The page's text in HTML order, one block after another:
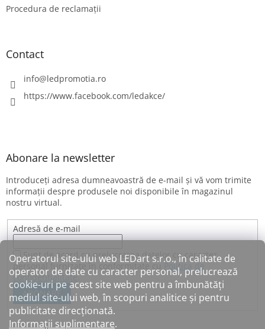
Operatorul site-ului web LEDart s.r.o., în calitate de
operator de date cu caracter personal, prelucrează
cookie-uri pe acest site web pentru a îmbunătăți
mediul site-ului web, în scopuri analitice și pentru
publicitate direcționată.
Informații suplimentare.
Procedura de reclamații
Contact
info@ledpromotia.ro
https://www.facebook.com/ledakce/
Abonare la newsletter
Introduceţi adresa dumneavoastră de e-mail şi vă vom trimite
informaţii despre produsele noi disponibile în magazinul
nostru virtual.
Adresă de e-mail
Sunt de acord cu prelucrarea datelor cu caracter
personal furnizate în conformitate cu Politica de
confidențialitate.
ABONARE